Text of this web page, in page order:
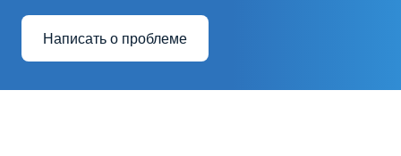
Написать о проблеме